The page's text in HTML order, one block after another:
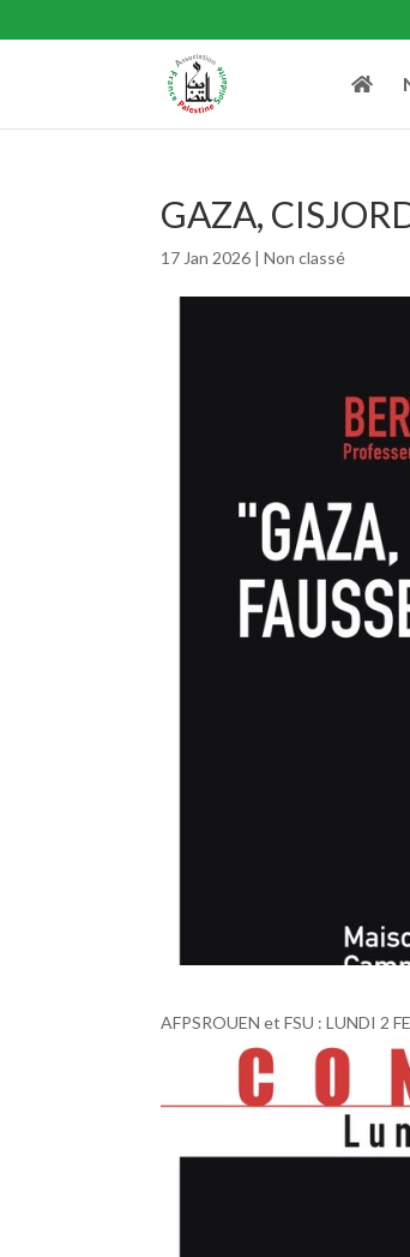
GAZA,
17 Jan 2026 |Non classé
AFPSROUEN et FSU : LUNDI 2